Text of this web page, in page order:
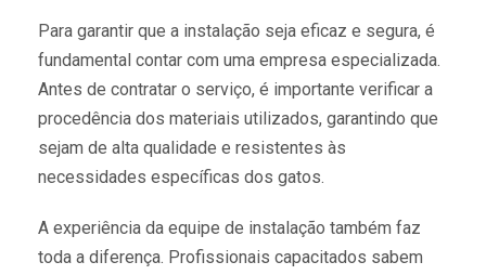
Para garantir que a instalação seja eficaz e segura, é
fundamental contar com uma empresa especializada.
Antes de contratar o serviço, é importante verificar a
procedência dos materiais utilizados, garantindo que
sejam de alta qualidade e resistentes às
necessidades específicas dos gatos.
A experiência da equipe de instalação também faz
toda a diferença. Profissionais capacitados sabem